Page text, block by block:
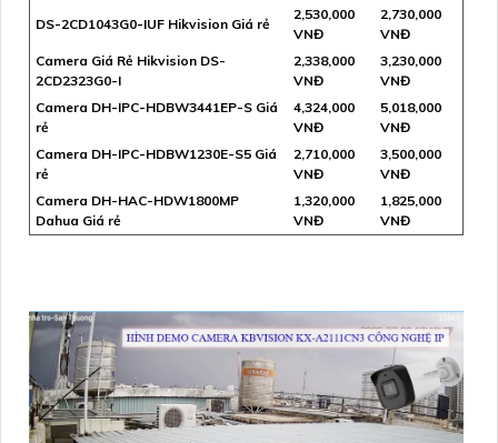
DS-2CD1043G0-IUF Hikvision Giá rẻ
2,530,000
VNĐ
2,730,000
VNĐ
Camera Giá Rẻ Hikvision DS-
2CD2323G0-I
2,338,000
VNĐ
3,230,000
VNĐ
Camera DH-IPC-HDBW3441EP-S Giá
rẻ
4,324,000
VNĐ
5,018,000
VNĐ
Camera DH-IPC-HDBW1230E-S5 Giá
rẻ
2,710,000
VNĐ
3,500,000
VNĐ
Camera DH-HAC-HDW1800MP
Dahua Giá rẻ
1,320,000
VNĐ
1,825,000
VNĐ